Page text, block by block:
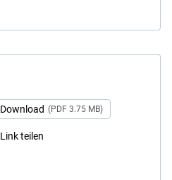
Download (PDF 3.75 MB)
Link teilen